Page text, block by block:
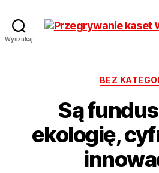
Wyszukaj
Wola
od
17
zł
Hurt
BEZ
Są
ekologię,